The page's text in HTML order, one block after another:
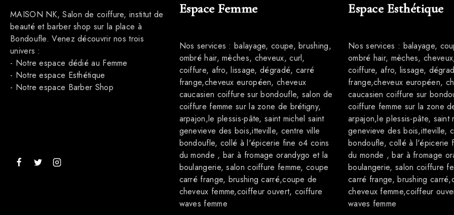
MAISON NK, Salon de coiffure, institut de
beauté et barber shop sur la place à
Bondoufle. Venez découvrir nos trois
univers :
- Notre espace dédié au Femme
- Notre espace Esthétique
- Notre espace Barber Shop
Espace Femme
Nos services : balayage, coupe, brushing,
ombré hair, mèches, cheveux, curl,
coiffure, afro, lissage, dégradé, carré
frange,cheveux européen, cheveux
caucasien coiffure sur bondoufle, salon de
coiffure femme sur la zone de brétigny,
arpajon,le plessis-pâte, saint michel saint
genevieve des bois,itteville, centre ville
bondoufle, collé à l'épicerie fine o4 coins
du monde , bar à fromage orandygo et la
boulangerie, salon coiffure femme, coupe
carré frange, brushing carré,coupe de
cheveux femme,coiffeur ouvert, coiffure
waves femme
Espace Esthétique
Nos services : balayage,
ombré hair, mèches,
coiffure, afro, lissage,
frange,cheveux européen,
caucasien coiffure sur
coiffure femme sur la zone
arpajon,le plessis-pâte, saint
genevieve des bois,itteville,
bondoufle, collé à l'épicerie
du monde , bar à fromage
boulangerie, salon coiffure
carré frange, brushing
cheveux femme,coiffeur
waves femme